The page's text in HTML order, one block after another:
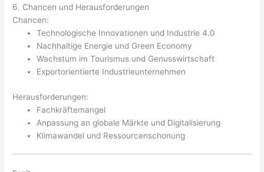
6. Chancen und Herausforderungen
Chancen:
Technologische Innovationen und Industrie 4.0
Nachhaltige Energie und Green Economy
Wachstum im Tourismus und Genusswirtschaft
Exportorientierte Industrieunternehmen
Herausforderungen:
Fachkräftemangel
Anpassung an globale Märkte und Digitalisierung
Klimawandel und Ressourcenschonung